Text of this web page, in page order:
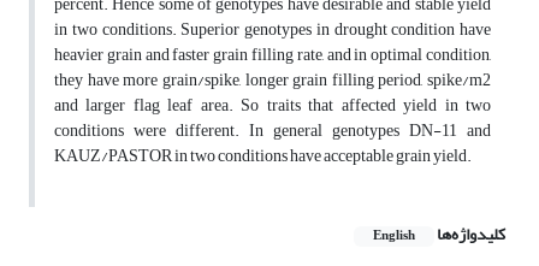
in two conditions. Superior genotypes in drought condition have
heavier grain and faster grain filling rate, and in optimal condition,
they have more grain/spike, longer grain filling period, spike/m2
and larger flag leaf area. So traits that affected yield in two
conditions were different. In general genotypes DN-11 and
KAUZ/PASTOR in two conditions have acceptable grain yield.
کلیدواژه‌ها English